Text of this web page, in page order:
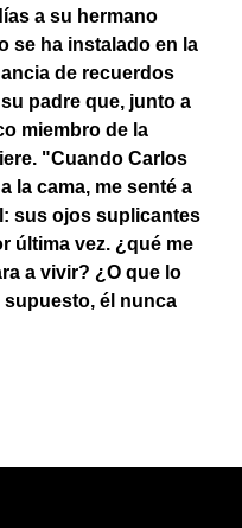
a su hermano
se ha instalado en la
de recuerdos
padre que, junto a
miembro de la
"Cuando Carlos
la cama, me senté a
sus ojos suplicantes
última vez. ¿qué me
a vivir? ¿O que lo
supuesto, él nunca